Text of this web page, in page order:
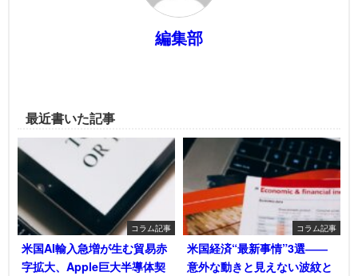
編集部
最近書いた記事
コラム記事
米国AI輸入急増が生む貿易赤
字拡大、Apple巨大半導体契
コラム記事
米国経済“最新事情”3選――
意外な動きと見えない波紋と